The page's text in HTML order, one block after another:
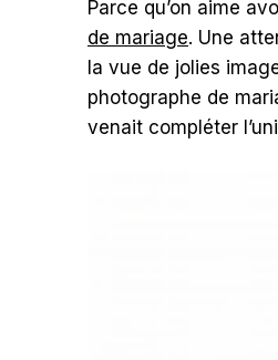
Parce qu’on aime
de mariage. Une
la vue de jolies
photographe de
venait compléter